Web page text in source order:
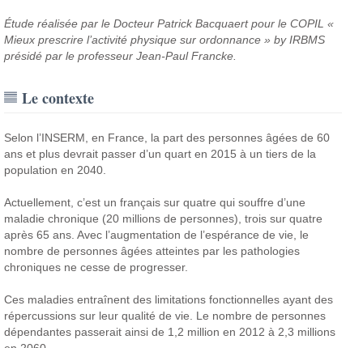
Étude réalisée par le Docteur Patrick Bacquaert pour le COPIL «
Mieux prescrire l’activité physique sur ordonnance » by IRBMS
présidé par le professeur Jean-Paul Francke.
Le contexte
Selon l’INSERM, en France, la part des personnes âgées de 60
ans et plus devrait passer d’un quart en 2015 à un tiers de la
population en 2040.
Actuellement, c’est un français sur quatre qui souffre d’une
maladie chronique (20 millions de personnes), trois sur quatre
après 65 ans. Avec l’augmentation de l’espérance de vie, le
nombre de personnes âgées atteintes par les pathologies
chroniques ne cesse de progresser.
Ces maladies entraînent des limitations fonctionnelles ayant des
répercussions sur leur qualité de vie. Le nombre de personnes
dépendantes passerait ainsi de 1,2 million en 2012 à 2,3 millions